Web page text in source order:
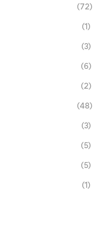
(72)
(1)
(3)
(6)
(2)
(48)
(3)
(5)
(5)
(1)